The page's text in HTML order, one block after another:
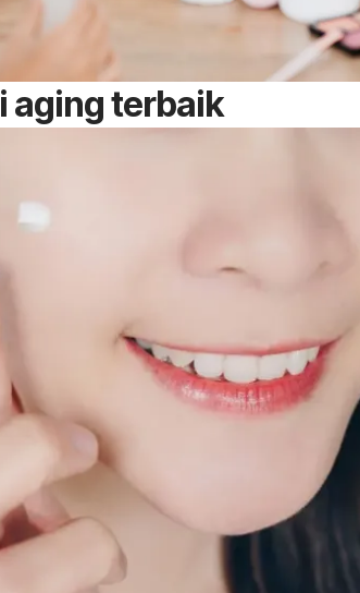
agingterbaik